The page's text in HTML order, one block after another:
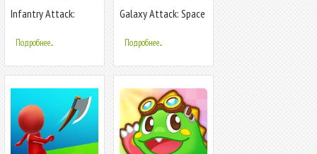
Infantry Attack:
Подробнее...
Galaxy Attack: Space
Подробнее...